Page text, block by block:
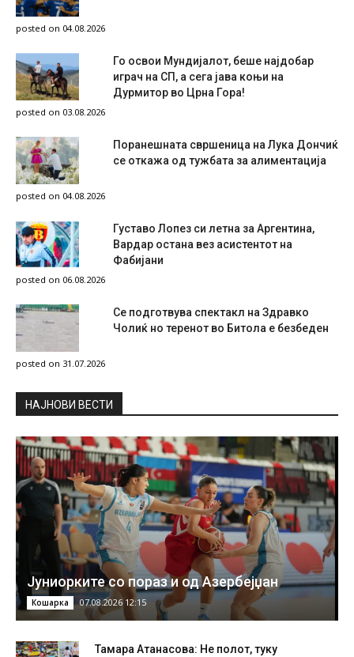
posted on 04.08.2026
Го освои Мундијалот, беше најдобар
играч на СП, а сега јава коњи на
Дурмитор во Црна Гора!
posted on 03.08.2026
Поранешната свршеница на Лука Дончиќ
се откажа од тужбата за алиментација
posted on 04.08.2026
Густаво Лопез си летна за Аргентина,
Вардар остана вез асистентот на
Фабијани
posted on 06.08.2026
Се подготвува спектакл на Здравко
Чолиќ но теренот во Битола е безбеден
posted on 31.07.2026
НAЈНОВИ ВЕСТИ
Јуниорките со пораз и од Азербејџан
Кошарка 07.08.2026 12:15
Тамара Атанасова: Не полот, туку